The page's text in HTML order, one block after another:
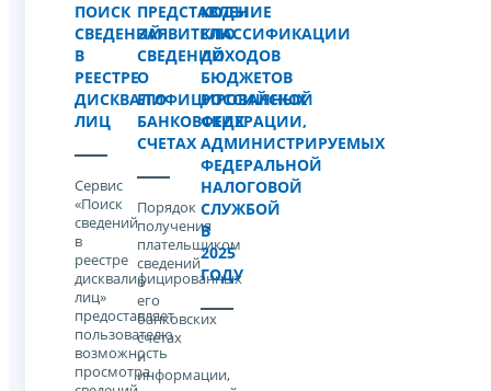
ПОИСК
СВЕДЕНИЙ
В
РЕЕСТРЕ
ДИСКВАЛИФИЦИРОВАННЫХ
ЛИЦ
Сервис
«Поиск
сведений
в
реестре
дисквалифицированных
лиц»
предоставляет
пользователю
возможность
просмотра
ПРЕДСТАВЛЕНИЕ
ЗАЯВИТЕЛЮ
СВЕДЕНИЙ
О
ЕГО
БАНКОВСКИХ
СЧЕТАХ
Порядок
получения
плательщиком
сведений
о
его
банковских
счетах
и
информации,
КОДЫ
КЛАССИФИКАЦИИ
ДОХОДОВ
БЮДЖЕТОВ
РОССИЙСКОЙ
ФЕДЕРАЦИИ,
АДМИНИСТРИРУЕМЫХ
ФЕДЕРАЛЬНОЙ
НАЛОГОВОЙ
СЛУЖБОЙ
В
2025
ГОДУ